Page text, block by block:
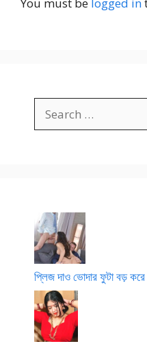
a
য় o
মা
You must be logged in
for:
প্লিজ দাও ভোদার ফুটা বড় করে